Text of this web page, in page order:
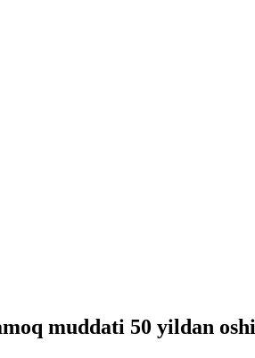
muddati 50 yildan